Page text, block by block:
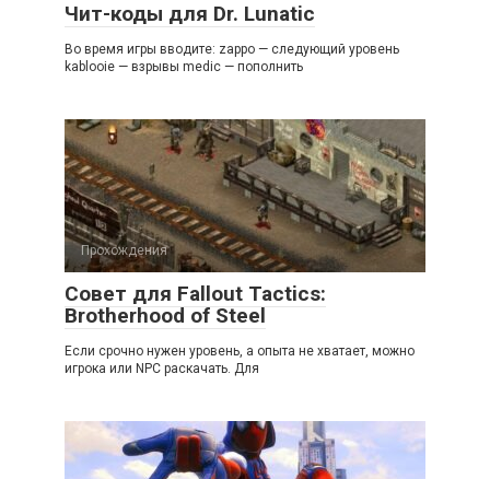
Чит-коды для Dr. Lunatic
Во время игры вводите: zappo — следующий уровень
kablooie — взрывы medic — пополнить
Прохождения
Совет для Fallout Tactics:
Brotherhood of Steel
Если срочно нужен уровень, а опыта не хватает, можно
игрока или NPC раскачать. Для